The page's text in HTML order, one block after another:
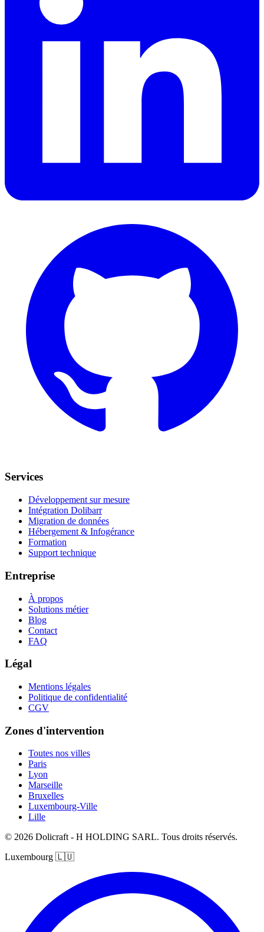
Services
Développement sur mesure
Intégration Dolibarr
Migration de données
Hébergement & Infogérance
Formation
Support technique
Entreprise
À propos
Solutions métier
Blog
Contact
FAQ
Légal
Mentions légales
Politique de confidentialité
CGV
Zones d'intervention
Toutes nos villes
Paris
Lyon
Marseille
Bruxelles
Luxembourg-Ville
Lille
© 2026 Dolicraft - H HOLDING SARL. Tous droits réservés.
Luxembourg 🇱🇺